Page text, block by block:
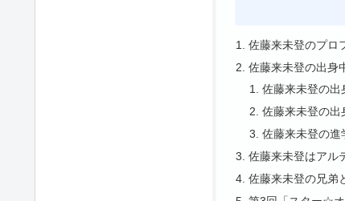
佐藤来未登のプロ
佐藤来未登の出身
佐藤来未登の出
佐藤来未登の出
佐藤来未登の進
佐藤来未登はアル
佐藤来未登の兄弟